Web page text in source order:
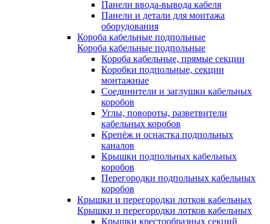
Панели ввода-вывода кабеля
Панели и детали для монтажа
оборудования
Короба кабельные подпольные
Короба кабельные подпольные
Короба кабельные, прямые секции
Коробки подпольные, секции
монтажные
Соединители и заглушки кабельных
коробов
Углы, повороты, разветвители
кабельных коробов
Крепёж и оснастка подпольных
каналов
Крышки подпольных кабельных
коробов
Перегородки подпольных кабельных
коробов
Крышки и перегородки лотков кабельных
Крышки и перегородки лотков кабельных
Крышки крестообразных секций